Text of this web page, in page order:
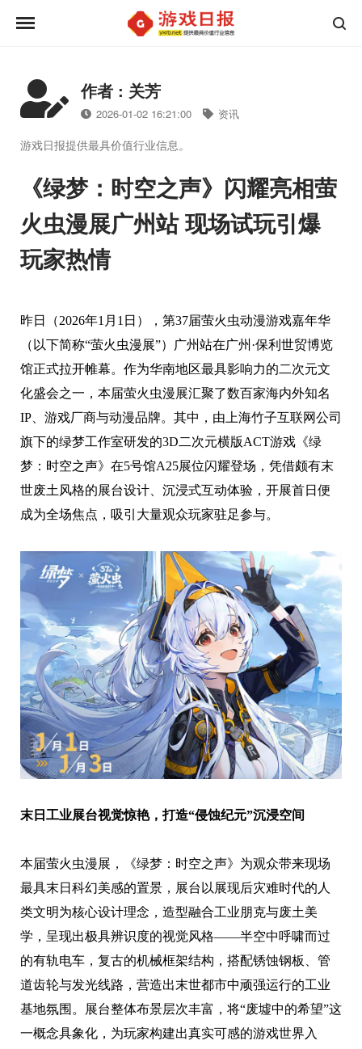
作者 : 关芳
2026-01-02 16:21:00 资讯
游戏日报提供最具价值行业信息。
《绿梦：时空之声》闪耀亮相萤
火虫漫展广州站 现场试玩引爆
玩家热情
昨日（2026年1月1日），第37届萤火虫动漫游戏嘉年华
（以下简称“萤火虫漫展”）广州站在广州·保利世贸博览
馆正式拉开帷幕。作为华南地区最具影响力的二次元文
化盛会之一，本届萤火虫漫展汇聚了数百家海内外知名
IP、游戏厂商与动漫品牌。其中，由上海竹子互联网公司
旗下的绿梦工作室研发的3D二次元横版ACT游戏《绿
梦：时空之声》在5号馆A25展位闪耀登场，凭借颇有末
世废土风格的展台设计、沉浸式互动体验，开展首日便
成为全场焦点，吸引大量观众玩家驻足参与。
末日工业展台视觉惊艳，打造“侵蚀纪元”沉浸空间
本届萤火虫漫展，《绿梦：时空之声》为观众带来现场
最具末日科幻美感的置景，展台以展现后灾难时代的人
类文明为核心设计理念，造型融合工业朋克与废土美
学，呈现出极具辨识度的视觉风格——半空中呼啸而过
的有轨电车，复古的机械框架结构，搭配锈蚀钢板、管
道齿轮与发光线路，营造出末世都市中顽强运行的工业
基地氛围。展台整体布景层次丰富，将“废墟中的希望”这
一概念具象化，为玩家构建出真实可感的游戏世界入